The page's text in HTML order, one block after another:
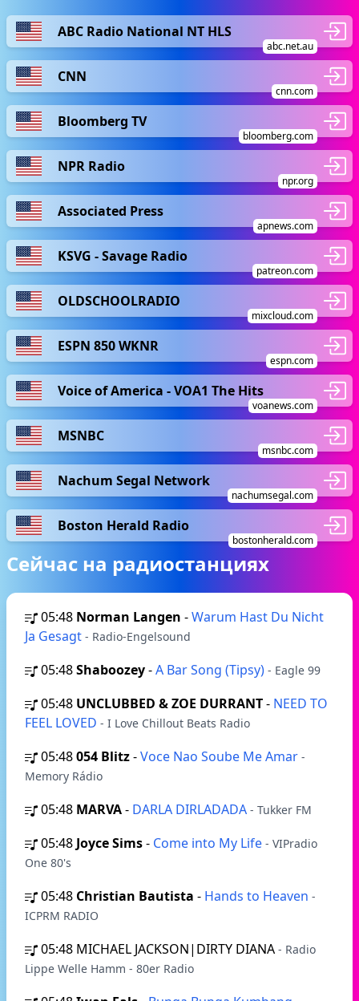
ABC Radio National NT HLS
abc.net.au
CNN
cnn.com
Bloomberg TV
bloomberg.com
NPR Radio
npr.org
Associated Press
apnews.com
KSVG - Savage Radio
patreon.com
OLDSCHOOLRADIO
mixcloud.com
ESPN 850 WKNR
espn.com
Voice of America - VOA1 The Hits
voanews.com
MSNBC
msnbc.com
Nachum Segal Network
nachumsegal.com
Boston Herald Radio
bostonherald.com
Сейчас на радиостанциях
05:48 Norman Langen -Warum Hast Du Nicht
Ja Gesagt - Radio-Engelsound
05:48Shaboozey-A Bar Song (Tipsy) - Eagle 99
05:48 UNCLUBBED & ZOE DURRANT- NEED TO
FEEL LOVED - I Love Chillout Beats Radio
05:48054 Blitz-Voce Nao Soube Me Amar -
Memory Rádio
05:48 MARVA- DARLA DIRLADADA - Tukker FM
05:48 Joyce Sims- Come into My Life - VIPradio
One 80's
05:48 Christian Bautista - Hands to Heaven -
ICPRM RADIO
05:48 MICHAEL JACKSON|DIRTY DIANA - Radio
Lippe Welle Hamm - 80er Radio